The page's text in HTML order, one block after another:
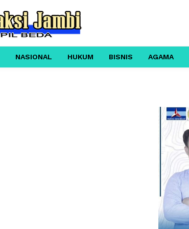
NASIONAL HUKUM BISNIS AGAMA